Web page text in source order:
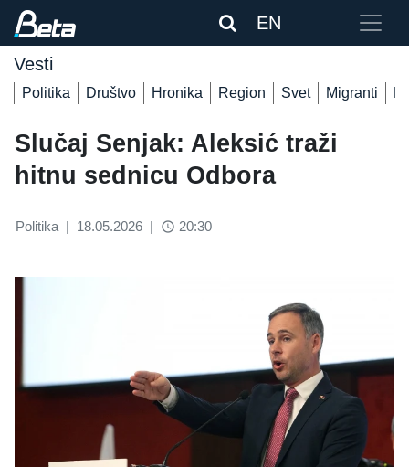
EN
Vesti
Politika Društvo Hronika Region Svet Migranti
Slučaj Senjak: Aleksić traži
hitnu sednicu Odbora
Politika | 18.05.2026 | access_time 20:30